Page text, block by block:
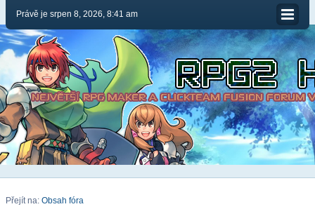
Právě je srpen 8, 2026, 8:41 am
Přejít na: Obsah fóra